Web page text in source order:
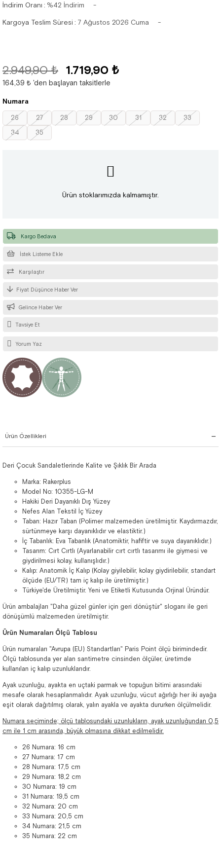
İndirim Oranı : %42 İndirim
Kargoya Teslim Süresi : 7 Ağustos 2026 Cuma
2.949,90 ₺ 1.719,90 ₺
164,39 ₺ 'den başlayan taksitlerle
Numara
26 27 28 29 30 31 32
33
34
35
Ürün stoklarımızda kalmamıştır.
İstek Listeme Ekle
Karşılaştır
Fiyat Düşünce Haber Ver
Kargo Bedava
Gelince Haber Ver
Tavsiye Et
Yorum Yaz
Ürün Özellikleri
Deri Çocuk Sandaletlerinde Kalite ve Şıklık Bir Arada
Marka: Rakerplus
Model No: 10355-LG-M
Hakiki Deri Dayanıklı Dış Yüzey
Nefes Alan Tekstil İç Yüzey
Taban: Hazır Taban (Polimer malzemeden üretilmiştir. Kaydırmazdır,
sürtünmeye karşı dayanıklıdır ve elastiktir.)
İç Tabanlık: Eva Tabanlık (Anatomiktir, hafiftir ve suya dayanıklıdır.)
Tasarım: Cırt Cırtlı (Ayarlanabilir cırt cırtlı tasarımı ile giymesi ve
giydirilmesi kolay, kullanışlıdır.)
Kalıp: Anatomik İç Kalıp (Kolay giyilebilir, kolay giydirilebilir, standart
ölçüde (EU/TR) tam iç kalıp ile üretilmiştir.)
Türkiye'de Üretilmiştir. Yeni ve Etiketli Kutusunda Orjinal Üründür.
Ürün ambalajları "Daha güzel günler için geri dönüştür" sloganı ile geri
dönüşümlü malzemeden üretilmiştir.
Ürün Numaraları Ölçü Tablosu
Ürün numaraları "Avrupa (EU) Standartları" Paris Point ölçü birimindedir.
Ölçü tablosunda yer alan santimetre cinsinden ölçüler, üretimde
kullanılan iç kalıp uzunluklarıdır.
Ayak uzunluğu, ayakta en uçtaki parmak ve topuğun bitimi arasındaki
mesafe olarak hesaplanmalıdır. Ayak uzunluğu, vücut ağırlığı her iki ayağa
eşit olarak dağıtılmış olarak, yalın ayakla ve ayakta dururken ölçülmelidir.
Numara seçiminde; ölçü tablosundaki uzunlukların, ayak uzunluğundan 0,5
cm ile 1 cm arasında, büyük olmasına dikkat edilmelidir.
26 Numara: 16 cm
27 Numara: 17 cm
28 Numara: 17,5 cm
29 Numara: 18,2 cm
30 Numara: 19 cm
31 Numara: 19,5 cm
32 Numara: 20 cm
33 Numara: 20,5 cm
34 Numara: 21,5 cm
35 Numara: 22 cm